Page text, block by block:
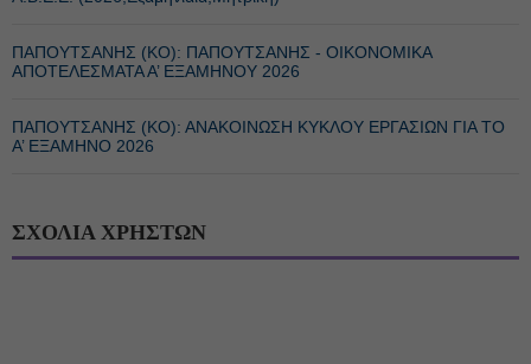
ΠΑΠΟΥΤΣΑΝΗΣ (ΚΟ): ΠΑΠΟΥΤΣΑΝΗΣ - ΟΙΚΟΝΟΜΙΚΑ
ΑΠΟΤΕΛΕΣΜΑΤΑ Α’ ΕΞΑΜΗΝΟΥ 2026
ΠΑΠΟΥΤΣΑΝΗΣ (ΚΟ): ΑΝΑΚΟΙΝΩΣΗ ΚΥΚΛΟΥ ΕΡΓΑΣΙΩΝ ΓΙΑ ΤΟ
A’ ΕΞΑΜΗΝΟ 2026
ΣΧΟΛΙΑ ΧΡΗΣΤΩΝ